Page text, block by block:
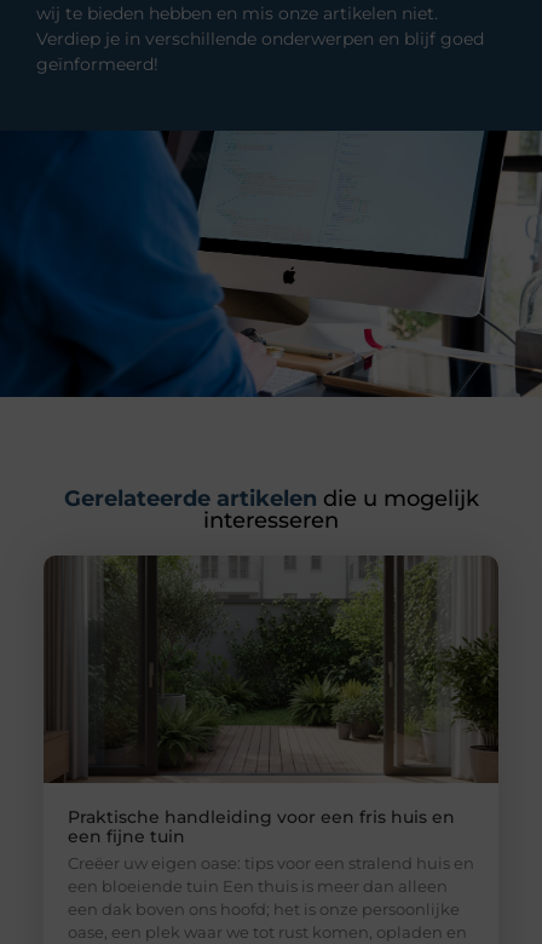
wij te bieden hebben en mis onze artikelen niet.
Verdiep je in verschillende onderwerpen en blijf goed
geïnformeerd!
Gerelateerde artikelen die u mogelijk
interesseren
Praktische handleiding voor een fris huis en
een fijne tuin
Creëer uw eigen oase: tips voor een stralend huis en
een bloeiende tuin Een thuis is meer dan alleen
een dak boven ons hoofd; het is onze persoonlijke
oase, een plek waar we tot rust komen, opladen en